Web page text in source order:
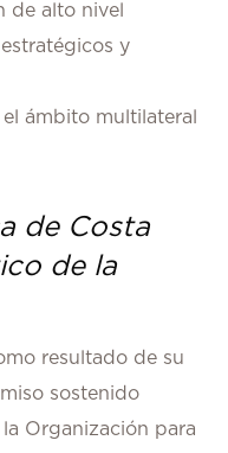
de alto nivel
y
ámbito multilateral
de Costa
de la
resultado de su
sostenido
Organización para